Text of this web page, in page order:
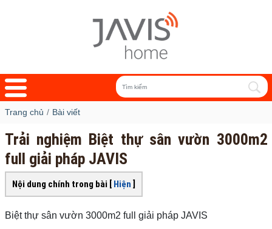
Trang chủ Bài viết
Trải nghiệm Biệt thự sân vườn 3000m2
full giải pháp JAVIS
Nội dung chính trong bài [ Hiện ]
Biệt thự sân vườn 3000m2 full giải pháp JAVIS